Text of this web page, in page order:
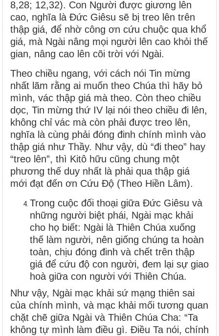
8,28; 12,32). Con Người được giương lên
cao, nghĩa là Đức Giêsu sẽ bị treo lên trên
thập giá, để nhờ công ơn cứu chuộc qua khổ
giá, mà Ngài nâng mọi người lên cao khỏi thế
gian, nâng cao lên cõi trời với Ngài.
Theo chiều ngang, với cách nói Tin mừng
nhất lãm rằng ai muốn theo Chúa thì hãy bỏ
mình, vác thập giá mà theo. Còn theo chiều
dọc, Tin mừng thứ IV lại nói theo chiều đi lên,
không chỉ vác mà còn phải được treo lên,
nghĩa là cùng phải đóng đinh chính mình vào
thập giá như Thầy. Như vậy, dù “đi theo” hay
“treo lên”, thì Kitô hữu cũng chung một
phương thế duy nhất là phải qua thập giá
mới đạt đến ơn Cứu Độ (Theo Hiền Lâm).
Trong cuộc đối thoại giữa Đức Giêsu và
những người biệt phái, Ngài mạc khải
cho họ biết: Ngài là Thiên Chúa xuống
thế làm người, nên giống chúng ta hoàn
toàn, chịu đóng đinh và chết trên thập
giá để cứu độ con người, đem lại sự giao
hoà giữa con người với Thiên Chúa.
Như vậy, Ngài mạc khải sứ mạng thiên sai
của chính mình, và mạc khải mối tương quan
chặt chẽ giữa Ngài và Thiên Chúa Cha: “Ta
không tự mình làm điều gì. Điều Ta nói, chính